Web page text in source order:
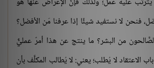
فنحن لا نستفيد شيئًا إذا عرفنا مَن الأفضل؟
من البشر؟ ما ينتج عن هذا أمرٌ عمليٌّ
الاعتقاد لا يُطلب؛ يعني: لا يُطالب المكلَّف بأن